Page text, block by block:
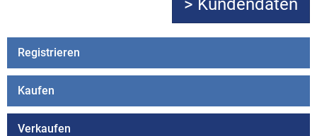
Registrieren
Kaufen
Verkaufen